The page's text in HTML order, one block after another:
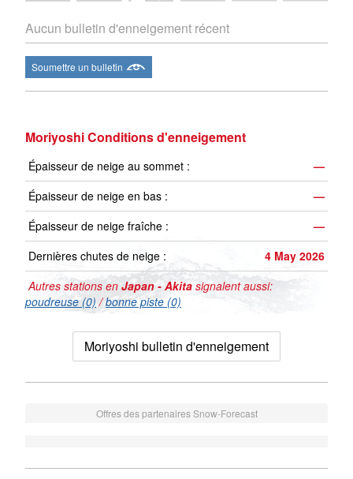
Aucun bulletin d'enneigement récent
Soumettre un bulletin
Moriyoshi Conditions d'enneigement
Épaisseur de neige au sommet :
—
Épaisseur de neige en bas :
—
Épaisseur de neige fraîche :
—
Dernières chutes de neige :
4 May 2026
Autres stations en Japan - Akita signalent aussi:
poudreuse (0) /bonne piste (0)
Moriyoshi bulletin d'enneigement
Offres des partenaires Snow-Forecast